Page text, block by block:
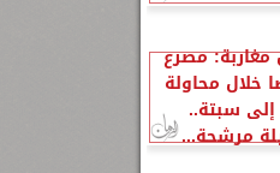
مصرع
خلال محاولة
إلى سبتة..
مرشحة...